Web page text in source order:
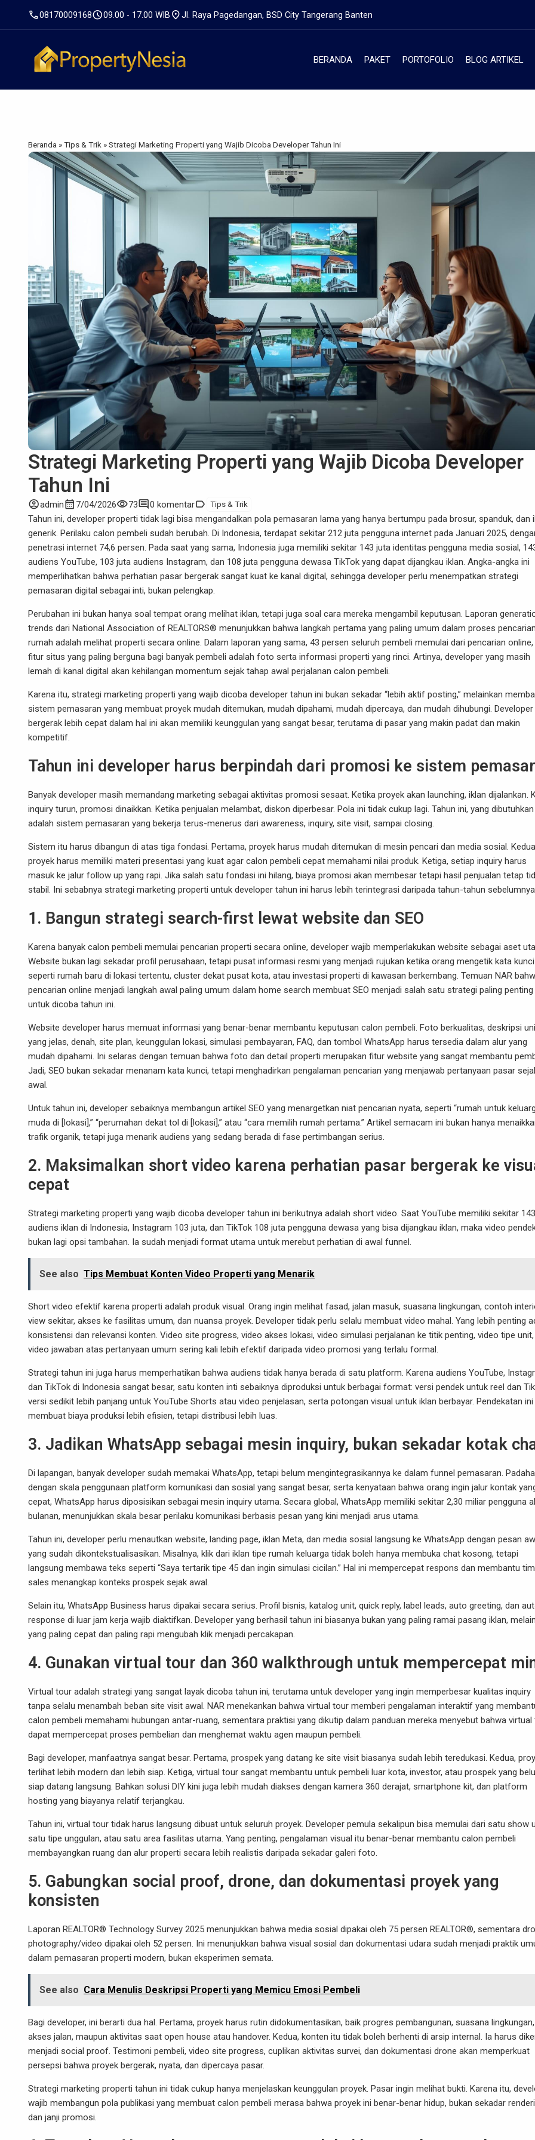
call08170009168schedule09.00 - 17.00 WIB location_onJl. Raya Pagedangan, BSD City Tangerang Banten
BERANDA PAKET PORTOFOLIO BLOG ARTIKEL
Beranda »Tips & Trik »Strategi Marketing Properti yang Wajib Dicoba Developer Tahun Ini
Strategi Marketing Properti yang Wajib Dicoba Developer
Tahun Ini
account_circleadmincalendar_month 7/04/2026visibility73comment0 komentarlabel Tips & Trik
Tahun ini, developer properti tidak lagi bisa mengandalkan pola pemasaran lama yang hanya bertumpu pada brosur, spanduk, dan
generik. Perilaku calon pembeli sudah berubah. Di Indonesia, terdapat sekitar 212 juta pengguna internet pada Januari 2025,
penetrasi internet 74,6 persen. Pada saat yang sama, Indonesia juga memiliki sekitar 143 juta identitas pengguna media sosial,
audiens YouTube, 103 juta audiens Instagram, dan 108 juta pengguna dewasa TikTok yang dapat dijangkau iklan. Angka-angka ini
memperlihatkan bahwa perhatian pasar bergerak sangat kuat ke kanal digital, sehingga developer perlu menempatkan strategi
pemasaran digital sebagai inti, bukan pelengkap.
Perubahan ini bukan hanya soal tempat orang melihat iklan, tetapi juga soal cara mereka mengambil keputusan. Laporan
trends dari National Association of REALTORS® menunjukkan bahwa langkah pertama yang paling umum dalam proses pencarian
rumah adalah melihat properti secara online. Dalam laporan yang sama, 43 persen seluruh pembeli memulai dari pencarian online,
fitur situs yang paling berguna bagi banyak pembeli adalah foto serta informasi properti yang rinci. Artinya, developer yang masih
lemah di kanal digital akan kehilangan momentum sejak tahap awal perjalanan calon pembeli.
Karena itu, strategi marketing properti yang wajib dicoba developer tahun ini bukan sekadar “lebih aktif posting,” melainkan
sistem pemasaran yang membuat proyek mudah ditemukan, mudah dipahami, mudah dipercaya, dan mudah dihubungi. Developer
bergerak lebih cepat dalam hal ini akan memiliki keunggulan yang sangat besar, terutama di pasar yang makin padat dan makin
kompetitif.
Tahun ini developer harus berpindah dari promosi ke sistem
Banyak developer masih memandang marketing sebagai aktivitas promosi sesaat. Ketika proyek akan launching, iklan dijalankan.
inquiry turun, promosi dinaikkan. Ketika penjualan melambat, diskon diperbesar. Pola ini tidak cukup lagi. Tahun ini, yang dibutuhkan
adalah sistem pemasaran yang bekerja terus-menerus dari awareness, inquiry, site visit, sampai closing.
Sistem itu harus dibangun di atas tiga fondasi. Pertama, proyek harus mudah ditemukan di mesin pencari dan media sosial.
proyek harus memiliki materi presentasi yang kuat agar calon pembeli cepat memahami nilai produk. Ketiga, setiap inquiry harus
masuk ke jalur follow up yang rapi. Jika salah satu fondasi ini hilang, biaya promosi akan membesar tetapi hasil penjualan tetap
stabil. Ini sebabnya strategi marketing properti untuk developer tahun ini harus lebih terintegrasi daripada tahun-tahun
1. Bangun strategi search-first lewat website dan SEO
Karena banyak calon pembeli memulai pencarian properti secara online, developer wajib memperlakukan website sebagai aset
Website bukan lagi sekadar profil perusahaan, tetapi pusat informasi resmi yang menjadi rujukan ketika orang mengetik kata kunci
seperti rumah baru di lokasi tertentu, cluster dekat pusat kota, atau investasi properti di kawasan berkembang. Temuan NAR
pencarian online menjadi langkah awal paling umum dalam home search membuat SEO menjadi salah satu strategi paling penting
untuk dicoba tahun ini.
Website developer harus memuat informasi yang benar-benar membantu keputusan calon pembeli. Foto berkualitas, deskripsi
yang jelas, denah, site plan, keunggulan lokasi, simulasi pembayaran, FAQ, dan tombol WhatsApp harus tersedia dalam alur yang
mudah dipahami. Ini selaras dengan temuan bahwa foto dan detail properti merupakan fitur website yang sangat membantu
Jadi, SEO bukan sekadar menanam kata kunci, tetapi menghadirkan pengalaman pencarian yang menjawab pertanyaan pasar
awal.
Untuk tahun ini, developer sebaiknya membangun artikel SEO yang menargetkan niat pencarian nyata, seperti “rumah untuk
muda di [lokasi],” “perumahan dekat tol di [lokasi],” atau “cara memilih rumah pertama.” Artikel semacam ini bukan hanya
trafik organik, tetapi juga menarik audiens yang sedang berada di fase pertimbangan serius.
2. Maksimalkan short video karena perhatian pasar bergerak ke
cepat
Strategi marketing properti yang wajib dicoba developer tahun ini berikutnya adalah short video. Saat YouTube memiliki sekitar
audiens iklan di Indonesia, Instagram 103 juta, dan TikTok 108 juta pengguna dewasa yang bisa dijangkau iklan, maka video
bukan lagi opsi tambahan. Ia sudah menjadi format utama untuk merebut perhatian di awal funnel.
See also Tips Membuat Konten Video Properti yang Menarik
Short video efektif karena properti adalah produk visual. Orang ingin melihat fasad, jalan masuk, suasana lingkungan, contoh
view sekitar, akses ke fasilitas umum, dan nuansa proyek. Developer tidak perlu selalu membuat video mahal. Yang lebih penting
konsistensi dan relevansi konten. Video site progress, video akses lokasi, video simulasi perjalanan ke titik penting, video tipe unit,
video jawaban atas pertanyaan umum sering kali lebih efektif daripada video promosi yang terlalu formal.
Strategi tahun ini juga harus memperhatikan bahwa audiens tidak hanya berada di satu platform. Karena audiens YouTube,
dan TikTok di Indonesia sangat besar, satu konten inti sebaiknya diproduksi untuk berbagai format: versi pendek untuk reel dan
versi sedikit lebih panjang untuk YouTube Shorts atau video penjelasan, serta potongan visual untuk iklan berbayar. Pendekatan ini
membuat biaya produksi lebih efisien, tetapi distribusi lebih luas.
3. Jadikan WhatsApp sebagai mesin inquiry, bukan sekadar kotak
Di lapangan, banyak developer sudah memakai WhatsApp, tetapi belum mengintegrasikannya ke dalam funnel pemasaran.
dengan skala penggunaan platform komunikasi dan sosial yang sangat besar, serta kenyataan bahwa orang ingin jalur kontak
cepat, WhatsApp harus diposisikan sebagai mesin inquiry utama. Secara global, WhatsApp memiliki sekitar 2,30 miliar pengguna
bulanan, menunjukkan skala besar perilaku komunikasi berbasis pesan yang kini menjadi arus utama.
Tahun ini, developer perlu menautkan website, landing page, iklan Meta, dan media sosial langsung ke WhatsApp dengan pesan
yang sudah dikontekstualisasikan. Misalnya, klik dari iklan tipe rumah keluarga tidak boleh hanya membuka chat kosong, tetapi
langsung membawa teks seperti “Saya tertarik tipe 45 dan ingin simulasi cicilan.” Hal ini mempercepat respons dan membantu tim
sales menangkap konteks prospek sejak awal.
Selain itu, WhatsApp Business harus dipakai secara serius. Profil bisnis, katalog unit, quick reply, label leads, auto greeting, dan
response di luar jam kerja wajib diaktifkan. Developer yang berhasil tahun ini biasanya bukan yang paling ramai pasang iklan,
yang paling cepat dan paling rapi mengubah klik menjadi percakapan.
4. Gunakan virtual tour dan 360 walkthrough untuk mempercepat
Virtual tour adalah strategi yang sangat layak dicoba tahun ini, terutama untuk developer yang ingin memperbesar kualitas inquiry
tanpa selalu menambah beban site visit awal. NAR menekankan bahwa virtual tour memberi pengalaman interaktif yang
calon pembeli memahami hubungan antar-ruang, sementara praktisi yang dikutip dalam panduan mereka menyebut bahwa virtual
dapat mempercepat proses pembelian dan menghemat waktu agen maupun pembeli.
Bagi developer, manfaatnya sangat besar. Pertama, prospek yang datang ke site visit biasanya sudah lebih teredukasi. Kedua,
terlihat lebih modern dan lebih siap. Ketiga, virtual tour sangat membantu untuk pembeli luar kota, investor, atau prospek yang
siap datang langsung. Bahkan solusi DIY kini juga lebih mudah diakses dengan kamera 360 derajat, smartphone kit, dan platform
hosting yang biayanya relatif terjangkau.
Tahun ini, virtual tour tidak harus langsung dibuat untuk seluruh proyek. Developer pemula sekalipun bisa memulai dari satu show
satu tipe unggulan, atau satu area fasilitas utama. Yang penting, pengalaman visual itu benar-benar membantu calon pembeli
membayangkan ruang dan alur properti secara lebih realistis daripada sekadar galeri foto.
5. Gabungkan social proof, drone, dan dokumentasi proyek yang
konsisten
Laporan REALTOR® Technology Survey 2025 menunjukkan bahwa media sosial dipakai oleh 75 persen REALTOR®, sementara
photography/video dipakai oleh 52 persen. Ini menunjukkan bahwa visual sosial dan dokumentasi udara sudah menjadi praktik
dalam pemasaran properti modern, bukan eksperimen semata.
See also Cara Menulis Deskripsi Properti yang Memicu Emosi Pembeli
Bagi developer, ini berarti dua hal. Pertama, proyek harus rutin didokumentasikan, baik progres pembangunan, suasana lingkungan,
akses jalan, maupun aktivitas saat open house atau handover. Kedua, konten itu tidak boleh berhenti di arsip internal. Ia harus
menjadi social proof. Testimoni pembeli, video site progress, cuplikan aktivitas survei, dan dokumentasi drone akan memperkuat
persepsi bahwa proyek bergerak, nyata, dan dipercaya pasar.
Strategi marketing properti tahun ini tidak cukup hanya menjelaskan keunggulan proyek. Pasar ingin melihat bukti. Karena itu,
wajib membangun pola publikasi yang membuat calon pembeli merasa bahwa proyek ini benar-benar hidup, bukan sekadar
dan janji promosi.